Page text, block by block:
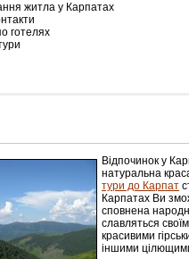
житла у Карпатах
готелях
відвідувачів
Відпочинок у
натуральна
тури до Карпат
Карпатах Ви
сповнена
славляться
красивими
іншими